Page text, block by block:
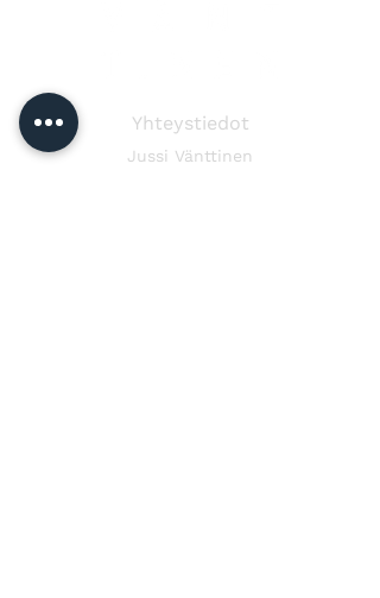
Yhteystiedot
Jussi Vänttinen